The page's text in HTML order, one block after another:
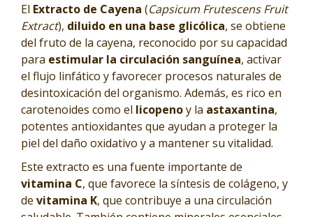
El Extracto de Cayena (Capsicum Frutescens Fruit
Extract), diluido en una base glicólica, se obtiene
del fruto de la cayena, reconocido por su capacidad
para estimular la circulación sanguínea, activar
el flujo linfático y favorecer procesos naturales de
desintoxicación del organismo. Además, es rico en
carotenoides como el licopenoy la astaxantina,
potentes antioxidantes que ayudan a proteger la
piel del daño oxidativo y a mantener su vitalidad.
Este extracto es una fuente importante de
vitamina C, que favorece la síntesis de colágeno, y
de vitamina K, que contribuye a una circulación